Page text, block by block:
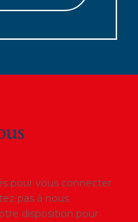
pour vous connecter
pas à nous
disposition pour